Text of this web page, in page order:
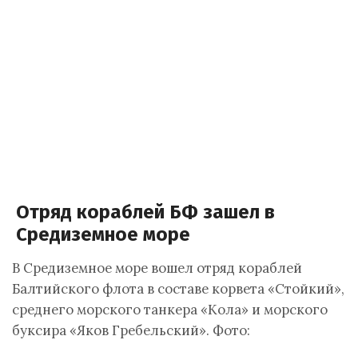
Отряд кораблей БФ зашел в
Средиземное море
В Средиземное море вошел отряд кораблей
Балтийского флота в составе корвета «Стойкий»,
среднего морского танкера «Кола» и морского
буксира «Яков Гребельский». Фото: